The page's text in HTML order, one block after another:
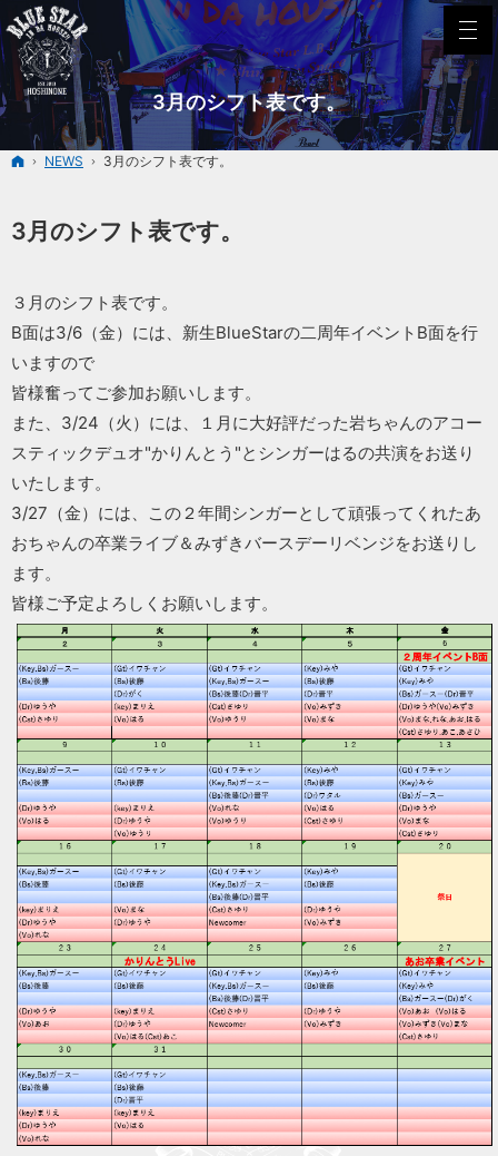
3月のシフト表です。
ホーム
NEWS 3月のシフト表です。
3月のシフト表です。
３月のシフト表です。
B面は3/6（金）には、新生BlueStarの二周年イベントB面を行
いますので
皆様奮ってご参加お願いします。
また、3/24（火）には、１月に大好評だった岩ちゃんのアコー
スティックデュオ"かりんとう"とシンガーはるの共演をお送り
いたします。
3/27（金）には、この２年間シンガーとして頑張ってくれたあ
おちゃんの卒業ライブ＆みずきバースデーリベンジをお送りし
ます。
皆様ご予定よろしくお願いします。